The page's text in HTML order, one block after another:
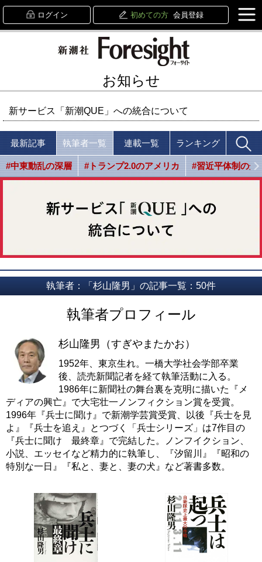
ログイン 初めての方 会員登録
お知らせ
新サービス「新潮QUE」への統合について
最新記事 執筆者一覧 連載一覧 ランキング
#中東動乱の深層 #トランプ2.0のアメリカ #習近平体制の光
執筆者：「杉山隆男」の記事一覧：50件
執筆者プロフィール
杉山隆男（すぎやまたかお）
1952年、東京生れ。一橋大学社会学部卒業
後、読売新聞記者を経て執筆活動に入る。
1986年に新聞社の舞台裏を克明に描いた『メ
ディアの興亡』で大宅壮一ノンフィクション賞を受賞。
1996年『兵士に聞け』で新潮学芸賞受賞、以後『兵士を見
よ』『兵士を追え』とつづく「兵士シリーズ」は7作目の
『兵士に聞け 最終章』で完結した。ノンフイクション、
小説、エッセイなど精力的に執筆し、『汐留川』『昭和の
特別な一日』『私と、妻と、妻の犬』など著書多数。